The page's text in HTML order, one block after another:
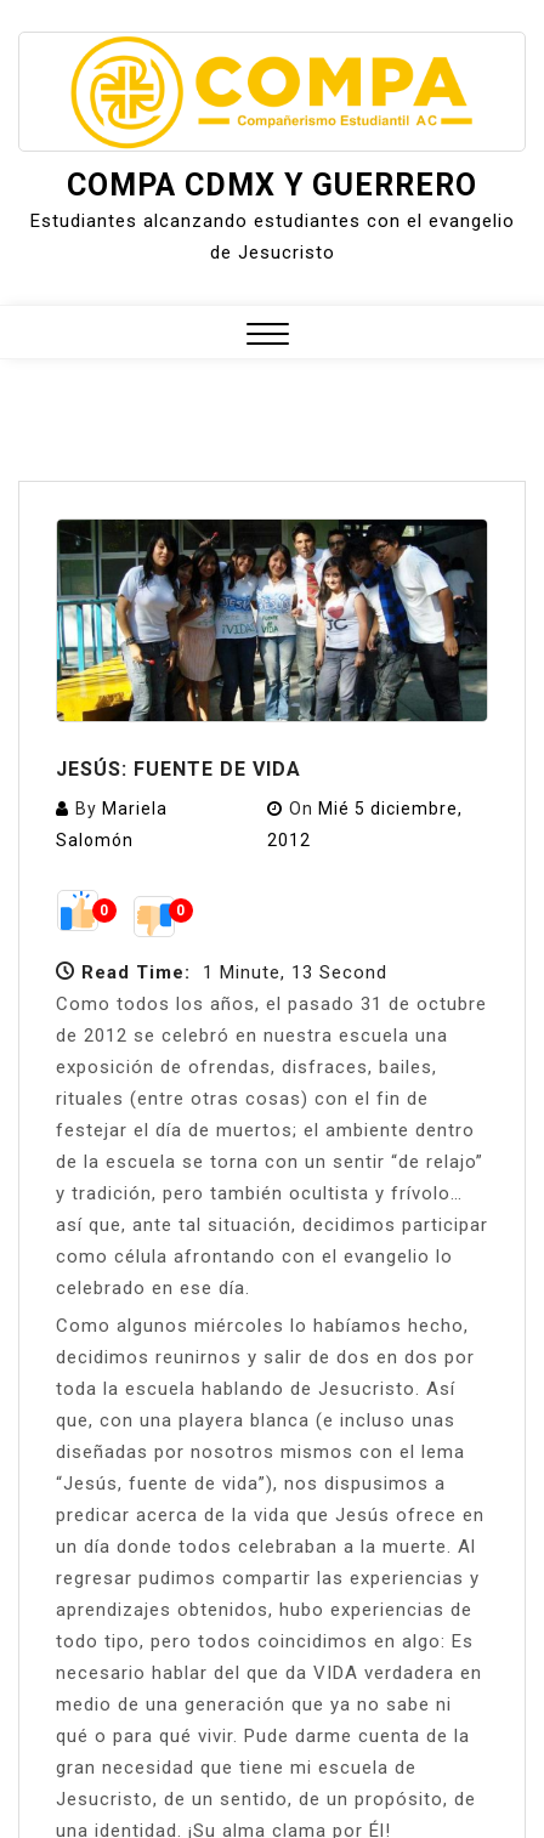
Skip
COMPA CDMX Y GUERRERO
Estudiantes alcanzando estudiantes con el evangelio
de Jesucristo
JESÚS: FUENTE DE VIDA
By Mariela
Salomón
On Mié 5 diciembre,
2012
0 0
Read Time:
1 Minute, 13 Second
Como todos los años, el pasado 31 de octubre
de 2012 se celebró en nuestra escuela una
exposición de ofrendas, disfraces, bailes,
rituales (entre otras cosas) con el fin de
festejar el día de muertos; el ambiente dentro
de la escuela se torna con un sentir “de relajo”
y tradición, pero también ocultista y frívolo…
así que, ante tal situación, decidimos participar
como célula afrontando con el evangelio lo
celebrado en ese día.
Como algunos miércoles lo habíamos hecho,
decidimos reunirnos y salir de dos en dos por
toda la escuela hablando de Jesucristo. Así
que, con una playera blanca (e incluso unas
diseñadas por nosotros mismos con el lema
“Jesús, fuente de vida”), nos dispusimos a
predicar acerca de la vida que Jesús ofrece en
un día donde todos celebraban a la muerte. Al
regresar pudimos compartir las experiencias y
aprendizajes obtenidos, hubo experiencias de
todo tipo, pero todos coincidimos en algo: Es
necesario hablar del que da VIDA verdadera en
medio de una generación que ya no sabe ni
qué o para qué vivir. Pude darme cuenta de la
gran necesidad que tiene mi escuela de
Jesucristo, de un sentido, de un propósito, de
una identidad. ¡Su alma clama por Él!